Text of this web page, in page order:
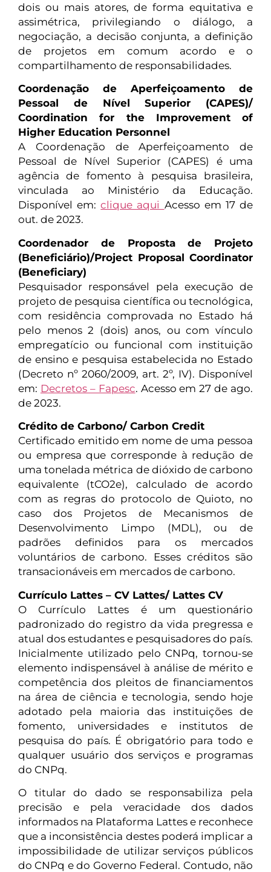
dois ou mais atores, de forma equitativa e
assimétrica, privilegiando o diálogo, a
negociação, a decisão conjunta, a definição
de projetos em comum acordo e o
compartilhamento de responsabilidades.
Coordenação de Aperfeiçoamento de
Pessoal de Nível Superior (CAPES)/
Coordination for the Improvement of
Higher Education Personnel
A Coordenação de Aperfeiçoamento de
Pessoal de Nível Superior (CAPES) é uma
agência de fomento à pesquisa brasileira,
vinculada ao Ministério da Educação.
Disponível em:clique aqui Acesso em 17 de
out. de 2023.
Coordenador de Proposta de Projeto
(Beneficiário)/Project Proposal Coordinator
(Beneficiary)
Pesquisador responsável pela execução de
projeto de pesquisa científica ou tecnológica,
com residência comprovada no Estado há
pelo menos 2 (dois) anos, ou com vínculo
empregatício ou funcional com instituição
de ensino e pesquisa estabelecida no Estado
(Decreto nº 2060/2009, art. 2º, IV). Disponível
em: Decretos – Fapesc. Acesso em 27 de ago.
de 2023.
Crédito de Carbono/ Carbon Credit
Certificado emitido em nome de uma pessoa
ou empresa que corresponde à redução de
uma tonelada métrica de dióxido de carbono
equivalente (tCO2e), calculado de acordo
com as regras do protocolo de Quioto, no
caso dos Projetos de Mecanismos de
Desenvolvimento Limpo (MDL), ou de
padrões definidos para os mercados
voluntários de carbono. Esses créditos são
transacionáveis em mercados de carbono.
Currículo Lattes – CV Lattes/ Lattes CV
O Currículo Lattes é um questionário
padronizado do registro da vida pregressa e
atual dos estudantes e pesquisadores do país.
Inicialmente utilizado pelo CNPq, tornou-se
elemento indispensável à análise de mérito e
competência dos pleitos de financiamentos
na área de ciência e tecnologia, sendo hoje
adotado pela maioria das instituições de
fomento, universidades e institutos de
pesquisa do país. É obrigatório para todo e
qualquer usuário dos serviços e programas
do CNPq.
O titular do dado se responsabiliza pela
precisão e pela veracidade dos dados
informados na Plataforma Lattes e reconhece
que a inconsistência destes poderá implicar a
impossibilidade de utilizar serviços públicos
do CNPq e do Governo Federal. Contudo, não